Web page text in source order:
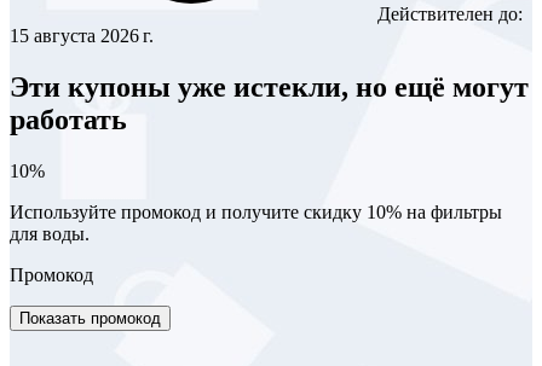
Действителен до:
15 августа 2026 г.
Эти купоны уже истекли, но ещё могут
работать
10%
Используйте промокод и получите скидку 10% на фильтры
для воды.
Промокод
Показать промокод